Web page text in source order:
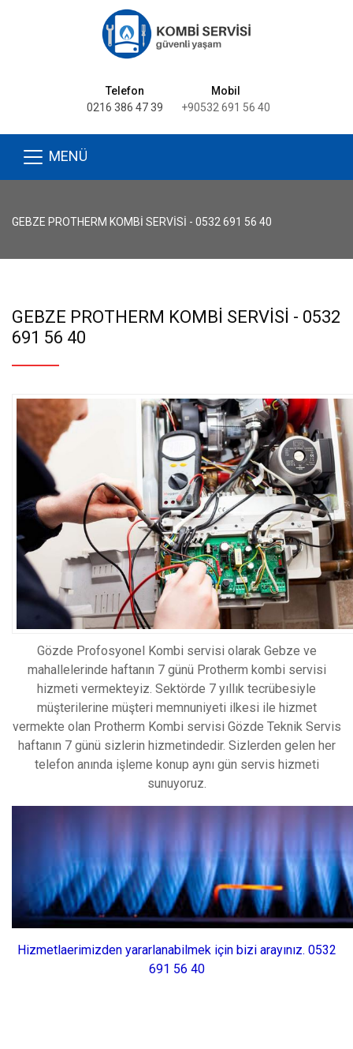
Telefon
0216 386 47 39
Mobil
+90532 691 56 40
MENÜ
GEBZE PROTHERM KOMBI SERVISI - 0532 691 56 40
GEBZE PROTHERM KOMBI SERVISI - 0532
691 56 40
Gözde Profosyonel Kombi servisi olarak Gebze ve
mahallelerinde haftanın 7 günü Protherm kombi servisi
hizmeti vermekteyiz. Sektörde 7 yıllık tecrübesiyle
müşterilerine müşteri memnuniyeti ilkesi ile hizmet
vermekte olan Protherm Kombi servisi Gözde Teknik Servis
haftanın 7 günü sizlerin hizmetindedir. Sizlerden gelen her
telefon anında işleme konup aynı gün servis hizmeti
sunuyoruz.
Hizmetlaerimizden yararlanabilmek için bizi arayınız. 0532
691 56 40